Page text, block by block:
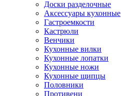
Доски разделочные
Аксессуары кухонные
Гастроемкости
Кастрюли
Венчики
Кухонные вилки
Кухонные лопатки
Кухонные ножи
Кухонные щипцы
Половники
Противени